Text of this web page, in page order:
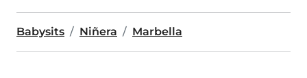
Babysits Niñera Marbella